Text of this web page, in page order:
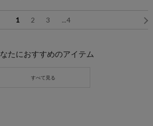
1 2 3 ...4
たにおすすめのアイテム